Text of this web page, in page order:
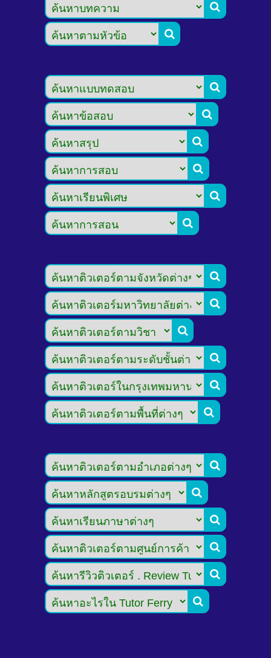



















